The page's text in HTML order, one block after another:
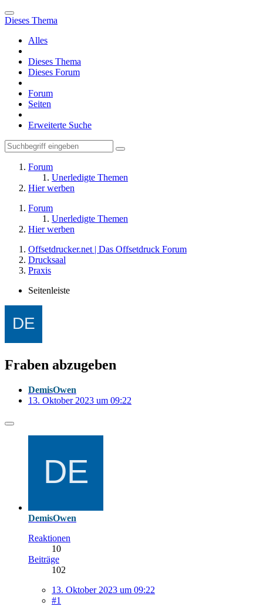
Dieses Thema
Alles
Dieses Thema
Dieses Forum
Forum
Seiten
Erweiterte Suche
Forum
Unerledigte Themen
Hier werben
Forum
Unerledigte Themen
Hier werben
Offsetdrucker.net | Das Offsetdruck Forum
Drucksaal
Praxis
Seitenleiste
Fraben abzugeben
DemisOwen
13. Oktober 2023 um 09:22
DemisOwen
Reaktionen
10
Beiträge
102
13. Oktober 2023 um 09:22
#1